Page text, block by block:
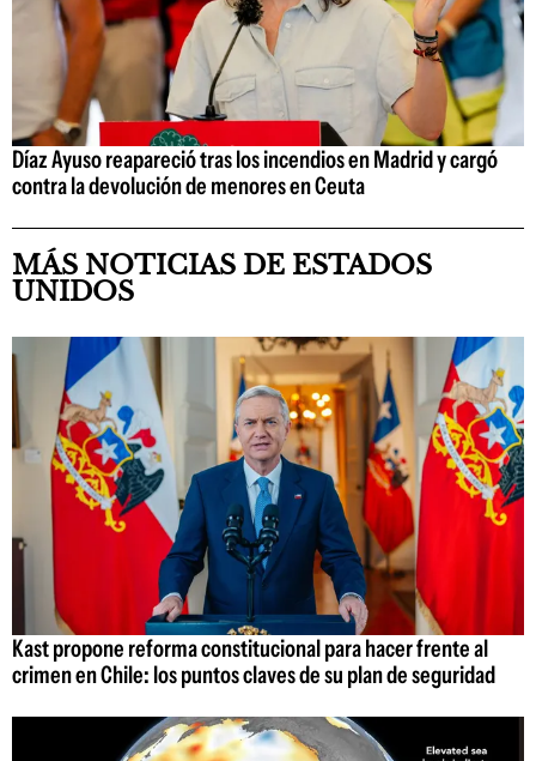
Díaz Ayuso reapareció tras los incendios en Madrid y cargó
contra la devolución de menores en Ceuta
MÁS NOTICIAS DE ESTADOS
UNIDOS
Kast propone reforma constitucional para hacer frente al
crimen en Chile: los puntos claves de su plan de seguridad